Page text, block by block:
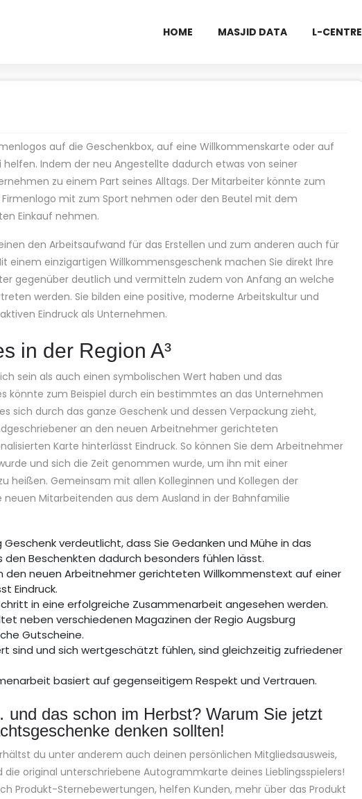
HOME MASJID DATA L-CENTRE
auf die Geschenkbox, auf eine Willkommenskarte oder auf
helfen. Indem der neu Angestellte dadurch etwas von seiner
zu einem Part seines Alltags. Der Mitarbeiter könnte zum
mit zum Sport nehmen oder den Beutel mit dem
Einkauf nehmen.
den Arbeitsaufwand für das Erstellen und zum anderen auch für
einem einzigartigen Willkommensgeschenk machen Sie direkt Ihre
gegenüber deutlich und vermitteln zudem von Anfang an welche
werden. Sie bilden eine positive, moderne Arbeitskultur und
Eindruck als Unternehmen.
in der Region A³
sein als auch einen symbolischen Wert haben und das
könnte zum Beispiel durch ein bestimmtes an das Unternehmen
sich durch das ganze Geschenk und dessen Verpackung zieht,
an den neuen Arbeitnehmer gerichteten
Karte hinterlässt Eindruck. So können Sie dem Arbeitnehmer
und sich die Zeit genommen wurde, um ihn mit einer
heißen. Gemeinsam mit allen Kolleginnen und Kollegen der
Mitarbeitenden aus dem Ausland in der Bahnfamilie
verdeutlicht, dass Sie Gedanken und Mühe in das
Beschenkten dadurch besonders fühlen lässt.
den neuen Arbeitnehmer gerichteten Willkommenstext auf einer
Eindruck.
in eine erfolgreiche Zusammenarbeit angesehen werden.
neben verschiedenen Magazinen der Regio Augsburg
Gutscheine.
sind und sich wertgeschätzt fühlen, sind gleichzeitig zufriedener
basiert auf gegenseitigem Respekt und Vertrauen.
das schon im Herbst? Warum Sie jetzt
denken sollten!
du unter anderem auch deinen persönlichen Mitgliedsausweis,
die original unterschriebene Autogrammkarte deines Lieblingsspielers!
Produkt-Sternebewertungen, helfen Kunden, mehr über das Produkt